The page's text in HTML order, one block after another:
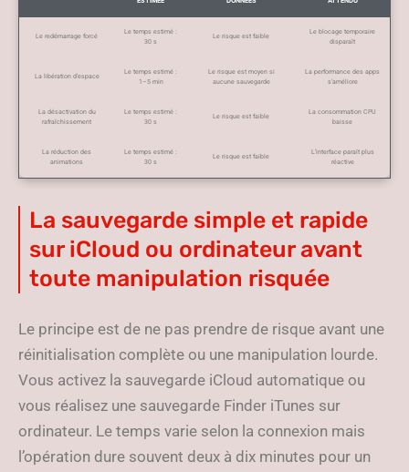
Le redémarrage forcé
Le temps estimé :
30 s
Le risque est faible
Le blocage temporaire
disparaît
La libération d’espace
Le temps estimé :
1–5 min
Le risque est moyen si
aucune sauvegarde
La performance des apps
s’améliore
La désactivation du
rafraîchissement
Le temps estimé :
30 s
Le risque est faible
La consommation CPU
baisse
La réduction des
animations
Le temps estimé :
30 s
Le risque est faible
L’interface paraît plus
réactive
La sauvegarde simple et rapide
sur iCloud ou ordinateur avant
toute manipulation risquée
Le principe est de ne pas prendre de risque avant une
réinitialisation complète ou une manipulation lourde.
Vous activez la sauvegarde iCloud automatique ou
vous réalisez une sauvegarde Finder iTunes sur
ordinateur. Le temps varie selon la connexion mais
l’opération dure souvent deux à dix minutes pour un